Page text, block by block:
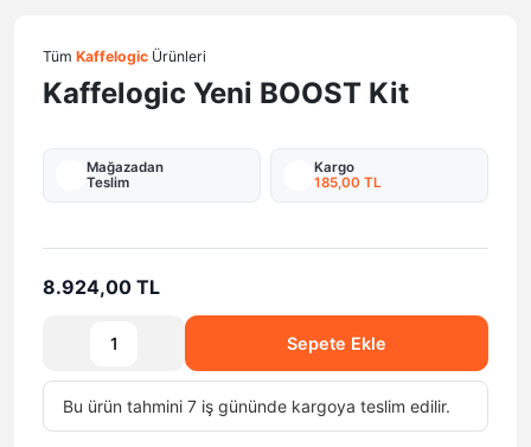
Tüm Kaffelogic Ürünleri
Kaffelogic Yeni BOOST Kit
Mağazadan
Teslim
Kargo
185,00 TL
8.924,00 TL
Sepete Ekle
Bu ürün tahmini 7 iş gününde kargoya teslim edilir.